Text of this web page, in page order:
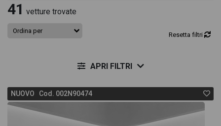
pagina troverai le migliori offerte per acquistare un
veicolo Mercedes nuovo. Le schede veicolo sono
sono presenti informazioni essenziali come
41 vetture trovate
Resetta filtri
APRI FILTRI
NUOVO Cod. 002N90474